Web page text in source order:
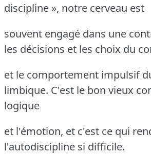
discipline », notre cerveau est
souvent engagé dans une
les décisions et les choix du
et le comportement impulsif
limbique. C'est le bon vieux
logique
et l'émotion, et c'est ce qui
l'autodiscipline si difficile.